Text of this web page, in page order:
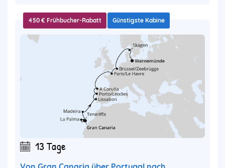
450 € Frühbucher-Rabatt Günstigste Kabine
13 Tage